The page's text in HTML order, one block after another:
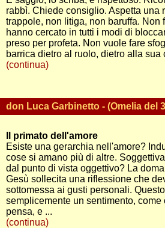
rabbì. Chiede consiglio. Aspetta una
trappole, non litiga, non baruffa. Non
hanno cercato in tutti i modi di
preso per profeta. Non vuole fare
barrica dietro al ruolo, dietro alla sua
(continua)
don Luca Garbinetto - (Omelia del
Il primato dell'amore
Esiste una gerarchia nell'amore?
cose si amano più di altre.
dal punto di vista oggettivo? La
Gesù sollecita una riflessione che
sottomessa ai gusti personali.
semplicemente un sentimento, come
pensa, e ...
(continua)